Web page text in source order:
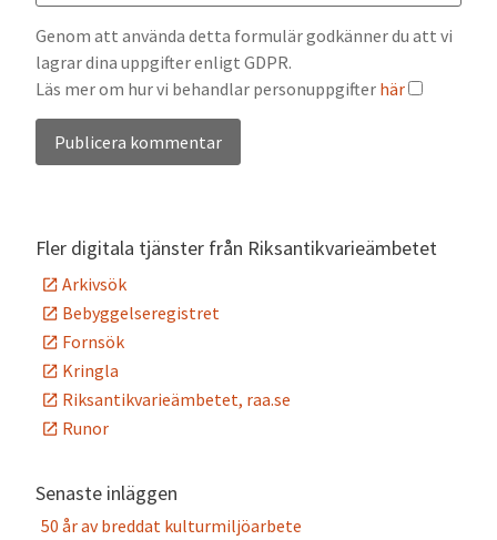
Genom att använda detta formulär godkänner du att vi
lagrar dina uppgifter enligt GDPR.
Läs mer om hur vi behandlar personuppgifter här
Fler digitala tjänster från Riksantikvarieämbetet
Arkivsök
Bebyggelseregistret
Fornsök
Kringla
Riksantikvarieämbetet, raa.se
Runor
Senaste inläggen
50 år av breddat kulturmiljöarbete